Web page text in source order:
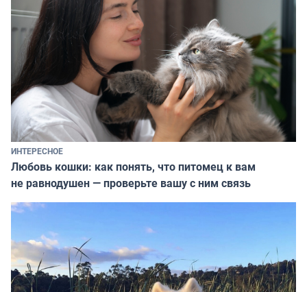
ИНТЕРЕСНОЕ
Любовь кошки: как понять, что питомец к вам
не равнодушен — проверьте вашу с ним связь